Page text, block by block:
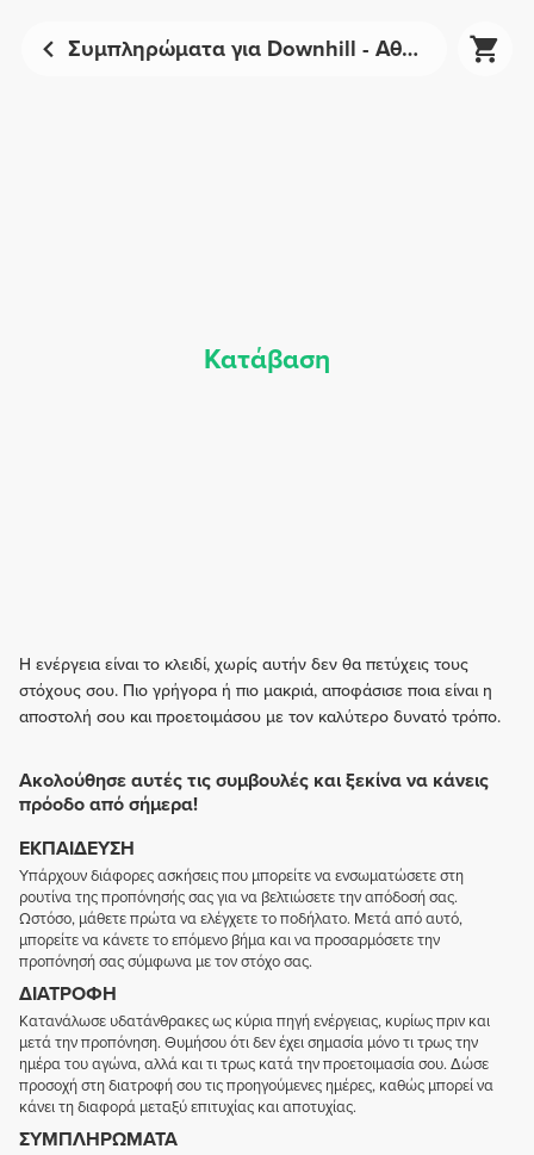
Συμπληρώματα για Downhill - Αθλητική Διατροφή | Prozis
Κατάβαση
Η ενέργεια είναι το κλειδί, χωρίς αυτήν δεν θα πετύχεις τους
στόχους σου. Πιο γρήγορα ή πιο μακριά, αποφάσισε ποια είναι η
αποστολή σου και προετοιμάσου με τον καλύτερο δυνατό τρόπο.
Ακολούθησε αυτές τις συμβουλές και ξεκίνα να κάνεις
πρόοδο από σήμερα!
ΕΚΠΑΊΔΕΥΣΗ
Υπάρχουν διάφορες ασκήσεις που μπορείτε να ενσωματώσετε στη
ρουτίνα της προπόνησής σας για να βελτιώσετε την απόδοσή σας.
Ωστόσο, μάθετε πρώτα να ελέγχετε το ποδήλατο. Μετά από αυτό,
μπορείτε να κάνετε το επόμενο βήμα και να προσαρμόσετε την
προπόνησή σας σύμφωνα με τον στόχο σας.
ΔΙΑΤΡΟΦΉ
Κατανάλωσε υδατάνθρακες ως κύρια πηγή ενέργειας, κυρίως πριν και
μετά την προπόνηση. Θυμήσου ότι δεν έχει σημασία μόνο τι τρως την
ημέρα του αγώνα, αλλά και τι τρως κατά την προετοιμασία σου. Δώσε
προσοχή στη διατροφή σου τις προηγούμενες ημέρες, καθώς μπορεί να
κάνει τη διαφορά μεταξύ επιτυχίας και αποτυχίας.
ΣΥΜΠΛΗΡΏΜΑΤΑ